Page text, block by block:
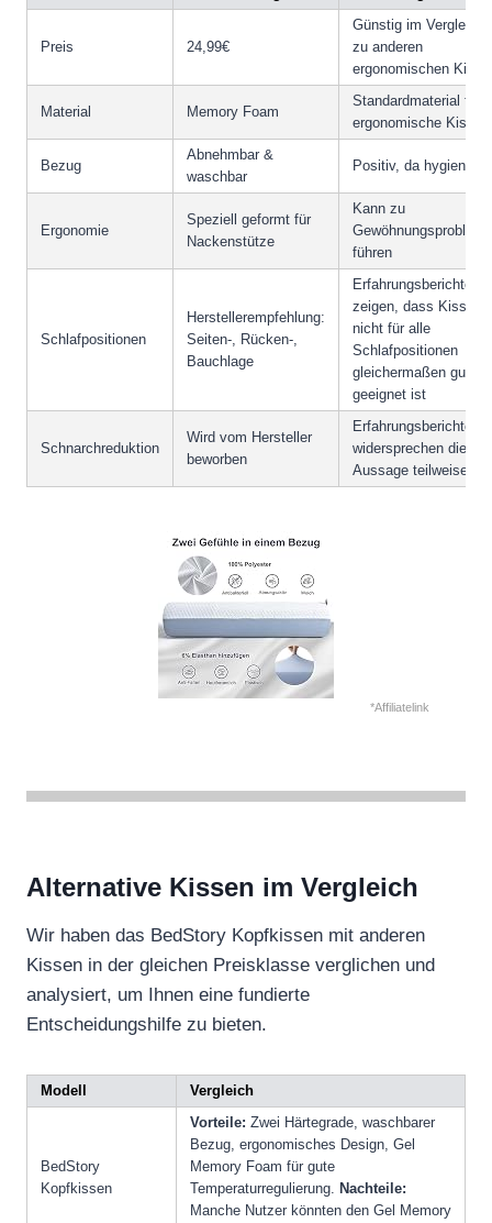
Preis 24,99€
Günstig im Vergleich
zu anderen
ergonomischen
Material Memory Foam
Standardmaterial für
ergonomische Kissen
Bezug
Abnehmbar &
waschbar
Positiv, da hygienisch
Ergonomie
Speziell geformt für
Nackenstütze
Kann zu
führen
Schlafpositionen
Herstellerempfehlung:
Seiten-, Rücken-,
Bauchlage
Erfahrungsberichte
zeigen, dass Kissen
nicht für alle
Schlafpositionen
gleichermaßen gut
geeignet ist
Schnarchreduktion
Wird vom Hersteller
beworben
Erfahrungsberichte
widersprechen dieser
Aussage teilweise
*Affiliatelink
Alternative Kissen im Vergleich
Wir haben das BedStory Kopfkissen mit anderen
Kissen in der gleichen Preisklasse verglichen und
analysiert, um Ihnen eine fundierte
Entscheidungshilfe zu bieten.
Modell Vergleich
BedStory
Kopfkissen
Vorteile: Zwei Härtegrade, waschbarer
Bezug, ergonomisches Design, Gel
Memory Foam für gute
Temperaturregulierung. Nachteile:
Manche Nutzer könnten den Gel Memory